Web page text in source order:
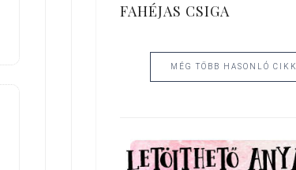
FAHÉJAS CSIGA
MÉG TÖBB HASONLÓ CIKK